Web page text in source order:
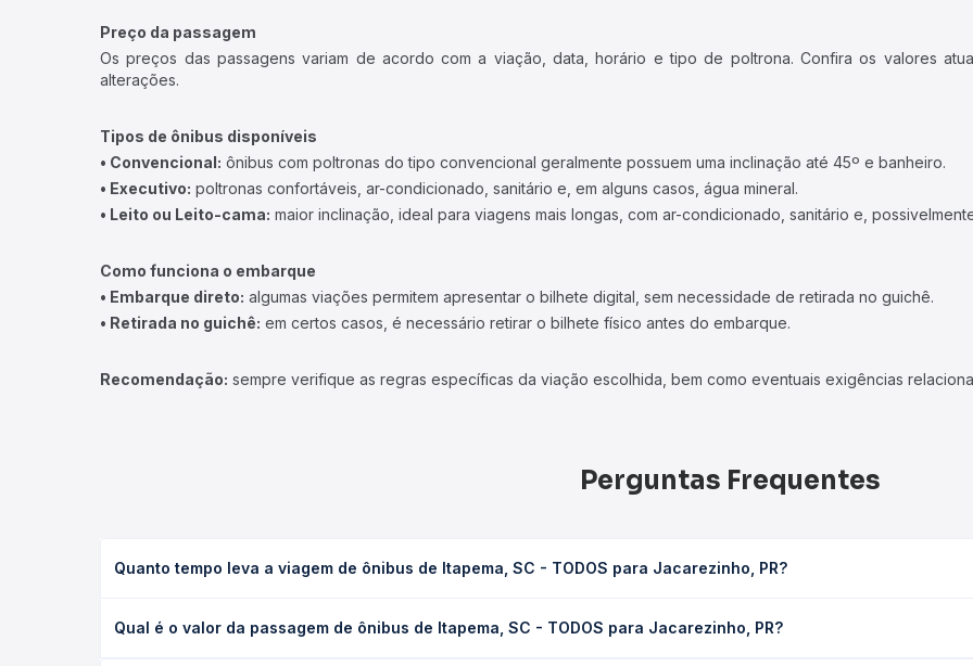
Preço da passagem
Os preços das passagens variam de acordo com a viação, data, horário e tipo de poltrona. Confira os valores
alterações.
Tipos de ônibus disponíveis
• Convencional: ônibus com poltronas do tipo convencional geralmente possuem uma inclinação até 45º e banheiro.
• Executivo: poltronas confortáveis, ar-condicionado, sanitário e, em alguns casos, água mineral.
• Leito ou Leito-cama: maior inclinação, ideal para viagens mais longas, com ar-condicionado, sanitário e,
Como funciona o embarque
• Embarque direto: algumas viações permitem apresentar o bilhete digital, sem necessidade de retirada no guichê.
• Retirada no guichê: em certos casos, é necessário retirar o bilhete físico antes do embarque.
Recomendação: sempre verifique as regras específicas da viação escolhida, bem como eventuais exigências
Perguntas Frequentes
Quanto tempo leva a viagem de ônibus de Itapema, SC - TODOS para Jacarezinho, PR?
executivo ou leito) e as condições de tráfego. Na Quero Passagem você consulta os horários disponíveis e vê a
Qual é o valor da passagem de ônibus de Itapema, SC - TODOS para Jacarezinho, PR?